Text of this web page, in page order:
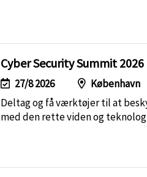
Cyber Security Summit
27/8 2026
København
Deltag og få værktøjer til at
med den rette viden og